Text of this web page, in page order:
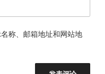
称、邮箱地址和网站地